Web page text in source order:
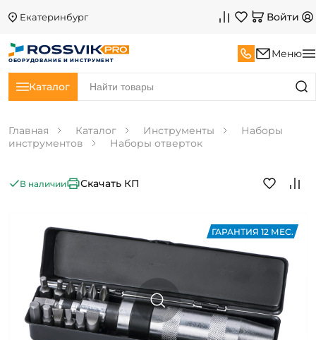
Екатеринбург Войти
ОБОРУДОВАНИЕ И ИНСТРУМЕНТ
Меню
Каталог
Главная Каталог Инструменты
Наборы
инструментов
Наборы отверток
ГАРАНТИЯ 12 МЕС.
В наличии Скачать КП